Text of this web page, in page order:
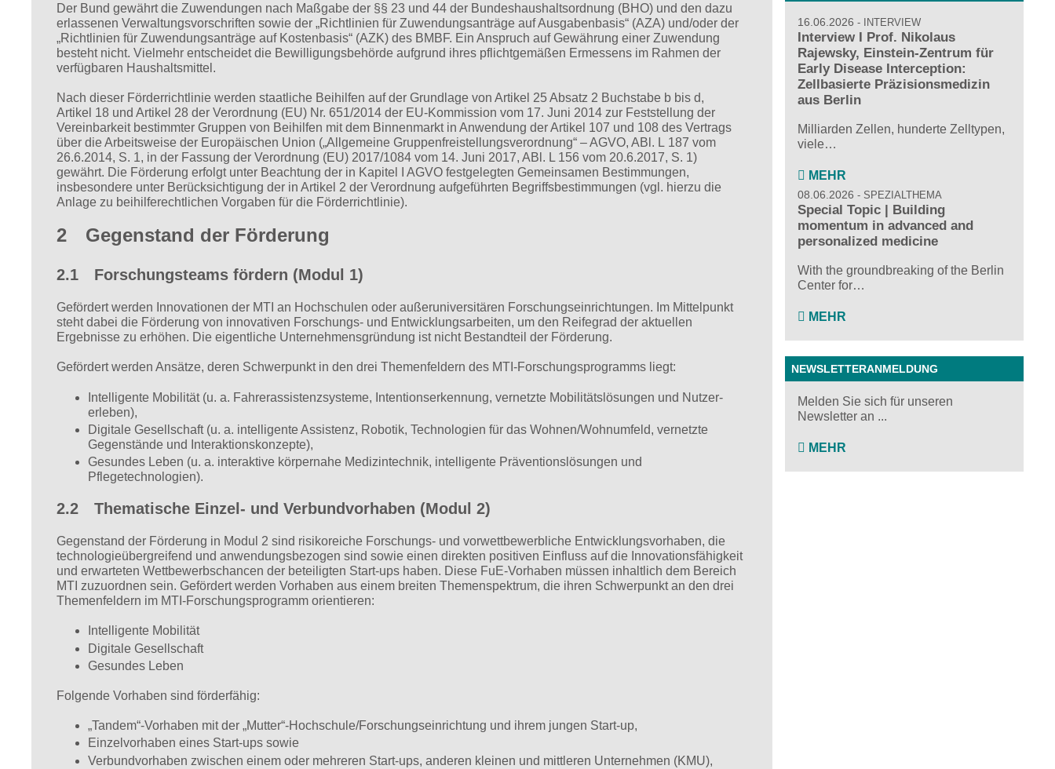
Der Bund gewährt die Zuwendungen nach Maßgabe der §§ 23 und 44 der Bundeshaushaltsordnung (BHO) und den dazu
erlassenen Verwaltungsvorschriften sowie der „Richtlinien für Zuwendungsanträge auf Ausgabenbasis“ (AZA) und/oder der
„Richtlinien für Zuwendungsanträge auf Kostenbasis“ (AZK) des BMBF. Ein Anspruch auf Gewährung einer Zuwendung
besteht nicht. Vielmehr entscheidet die Bewilligungsbehörde aufgrund ihres pflichtgemäßen Ermessens im Rahmen der
verfügbaren Haushaltsmittel.
Nach dieser Förderrichtlinie werden staatliche Beihilfen auf der Grundlage von Artikel 25 Absatz 2 Buchstabe b bis d,
Artikel 18 und Artikel 28 der Verordnung (EU) Nr. 651/2014 der EU-Kommission vom 17. Juni 2014 zur Feststellung der
Vereinbarkeit bestimmter Gruppen von Beihilfen mit dem Binnenmarkt in Anwendung der Artikel 107 und 108 des Vertrags
über die Arbeitsweise der Europäischen Union („Allgemeine Gruppenfreistellungsverordnung“ – AGVO, ABl. L 187 vom
26.6.2014, S. 1, in der Fassung der Verordnung (EU) 2017/1084 vom 14. Juni 2017, ABl. L 156 vom 20.6.2017, S. 1)
gewährt. Die Förderung erfolgt unter Beachtung der in Kapitel I AGVO festgelegten Gemeinsamen Bestimmungen,
insbesondere unter Berücksichtigung der in Artikel 2 der Verordnung aufgeführten Begriffsbestimmungen (vgl. hierzu die
Anlage zu beihilferechtlichen Vorgaben für die Förderrichtlinie).
2 Gegenstand der Förderung
2.1 Forschungsteams fördern (Modul 1)
Gefördert werden Innovationen der MTI an Hochschulen oder außeruniversitären Forschungseinrichtungen. Im Mittelpunkt
steht dabei die Förderung von innovativen Forschungs- und Entwicklungsarbeiten, um den Reifegrad der ­aktuellen
Ergebnisse zu erhöhen. Die eigentliche Unternehmensgründung ist nicht Bestandteil der Förderung.
Gefördert werden Ansätze, deren Schwerpunkt in den drei Themenfeldern des MTI-Forschungsprogramms liegt:
Intelligente Mobilität (u. a. Fahrerassistenzsysteme, Intentionserkennung, vernetzte Mobilitätslösungen und Nutzer­
erleben),
Digitale Gesellschaft (u. a. intelligente Assistenz, Robotik, Technologien für das Wohnen/Wohnumfeld, vernetzte
Gegenstände und Interaktionskonzepte),
Gesundes Leben (u. a. interaktive körpernahe Medizintechnik, intelligente Präventionslösungen und
Pflegetechnologien).
2.2 Thematische Einzel- und Verbundvorhaben (Modul 2)
Gegenstand der Förderung in Modul 2 sind risikoreiche Forschungs- und vorwettbewerbliche Entwicklungsvorhaben, die
technologieübergreifend und anwendungsbezogen sind sowie einen direkten positiven Einfluss auf die Innova­tionsfähigkeit
und erwarteten Wettbewerbschancen der beteiligten Start-ups haben. Diese FuE-Vorhaben müssen inhaltlich dem Bereich
MTI zuzuordnen sein. Gefördert werden Vorhaben aus einem breiten Themenspektrum, die ihren Schwerpunkt an den drei
Themenfeldern im MTI-Forschungsprogramm orientieren:
Intelligente Mobilität
Digitale Gesellschaft
Gesundes Leben
Folgende Vorhaben sind förderfähig:
„Tandem“-Vorhaben mit der „Mutter“-Hochschule/Forschungseinrichtung und ihrem jungen Start-up,
Einzelvorhaben eines Start-ups sowie
Verbundvorhaben zwischen einem oder mehreren Start-ups, anderen kleinen und mittleren Unternehmen (KMU),
16.06.2026 INTERVIEW
Interview I Prof. Nikolaus
Rajewsky, Einstein-Zentrum für
Early Disease Interception:
Zellbasierte Präzisionsmedizin
aus Berlin
Milliarden Zellen, hunderte Zelltypen,
viele…
MEHR
08.06.2026 SPEZIALTHEMA
Special Topic | Building
momentum in advanced and
personalized medicine
With the groundbreaking of the Berlin
Center for…
MEHR
NEWSLETTERANMELDUNG
Melden Sie sich für unseren
Newsletter an ...
MEHR